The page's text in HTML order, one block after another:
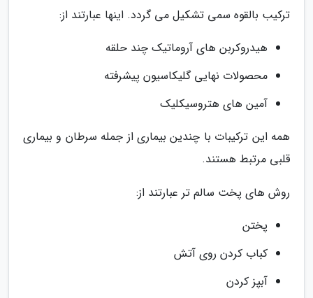
ترکیب بالقوه سمی تشکیل می گردد. اینها عبارتند از:
هیدروکربن های آروماتیک چند حلقه
محصولات نهایی گلیکاسیون پیشرفته
آمین های هتروسیکلیک
همه این ترکیبات با چندین بیماری از جمله سرطان و بیماری
قلبی مرتبط هستند.
روش های پخت سالم تر عبارتند از:
پختن
کباب کردن روی آتش
آبپز کردن